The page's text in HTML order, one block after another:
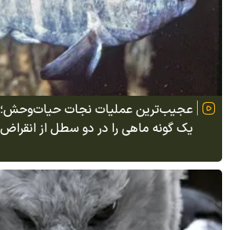
عجیب‌ترین عملیات نجات
یک گونه ماهی را در دو سطل از